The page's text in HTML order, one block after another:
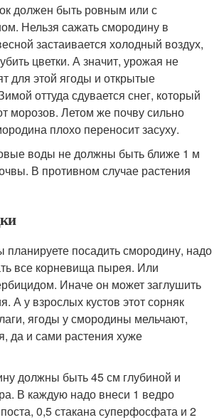
должен быть ровным или с
Нельзя сажать смородину в
застаивается холодный воздух,
цветки. А значит, урожая не
для этой ягоды и открытые
оттуда сдувается снег, который
морозов. Летом же почву сильно
плохо переносит засуху.
воды не должны быть ближе 1 м
В противном случае растения
планируете посадить смородину, надо
все корневища пырея. Или
Иначе он может заглушить
А у взрослых кустов этот сорняк
ягоды у смородины мельчают,
да и сами растения хуже
должны быть 45 см глубиной и
В каждую надо внеси 1 ведро
0,5 стакана суперфосфата и 2